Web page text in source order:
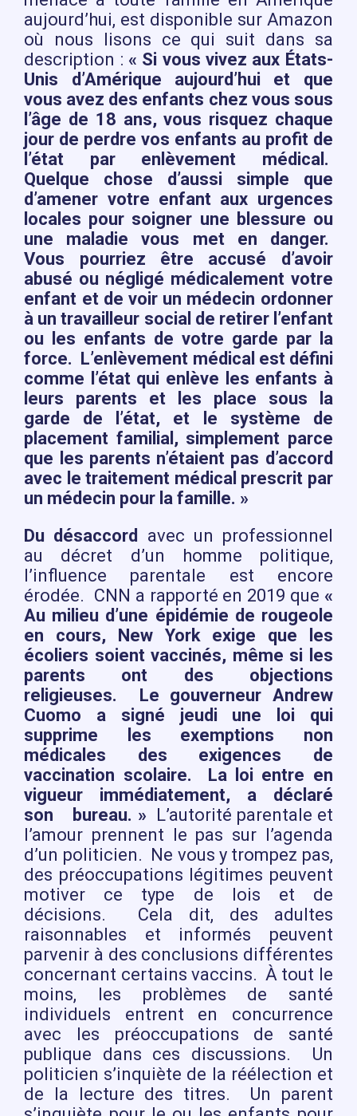
aujourd’hui, est disponible sur Amazon
où nous lisons ce qui suit dans sa
description : « Si vous vivez aux États-
Unis d’Amérique aujourd’hui et que
vous avez des enfants chez vous sous
l’âge de 18 ans, vous risquez chaque
jour de perdre vos enfants au profit de
l’état par enlèvement médical.
Quelque chose d’aussi simple que
d’amener votre enfant aux urgences
locales pour soigner une blessure ou
une maladie vous met en danger.
Vous pourriez être accusé d’avoir
abusé ou négligé médicalement votre
enfant et de voir un médecin ordonner
à un travailleur social de retirer l’enfant
ou les enfants de votre garde par la
force. L’enlèvement médical est défini
comme l’état qui enlève les enfants à
leurs parents et les place sous la
garde de l’état, et le système de
placement familial, simplement parce
que les parents n’étaient pas d’accord
avec le traitement médical prescrit par
un médecin pour la famille. »
Du désaccord
avec un professionnel
au décret d’un homme politique,
l’influence parentale est encore
érodée. CNN a rapporté en 2019 que «
Au milieu d’une épidémie de rougeole
en cours, New York exige que les
écoliers soient vaccinés, même si les
parents ont des objections
religieuses. Le gouverneur Andrew
Cuomo a signé jeudi une loi qui
supprime les exemptions non
médicales des exigences de
vaccination scolaire. La loi entre en
vigueur immédiatement, a déclaré
son bureau. » L’autorité parentale et
l’amour prennent le pas sur l’agenda
d’un politicien. Ne vous y trompez pas,
des préoccupations légitimes peuvent
motiver ce type de lois et de
décisions. Cela dit, des adultes
raisonnables et informés peuvent
parvenir à des conclusions différentes
concernant certains vaccins. À tout le
moins, les problèmes de santé
individuels entrent en concurrence
avec les préoccupations de santé
publique dans ces discussions. Un
politicien s’inquiète de la réélection et
de la lecture des titres. Un parent